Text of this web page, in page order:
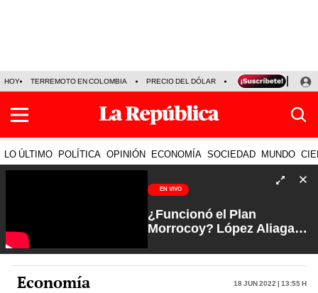
HOY TERREMOTO EN COLOMBIA PRECIO DEL DÓLAR KEIKO FUJIMORI
LO ÚLTIMO POLÍTICA OPINIÓN ECONOMÍA SOCIEDAD MUNDO
EN VIVO
¿Funcionó el Plan
Morrocoy? López Aliaga
jugada al JNE | Arde Troya
con Juliana Oxenford
Economía 18 Jun 2022 | 13:55 h